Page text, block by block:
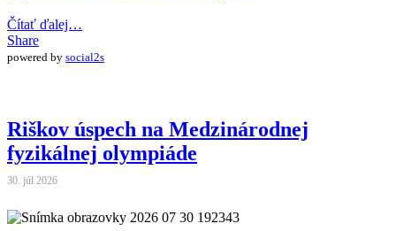
Čítať ďalej…
Share
powered by social2s
Riškov úspech na Medzinárodnej
fyzikálnej olympiáde
30. júl 2026